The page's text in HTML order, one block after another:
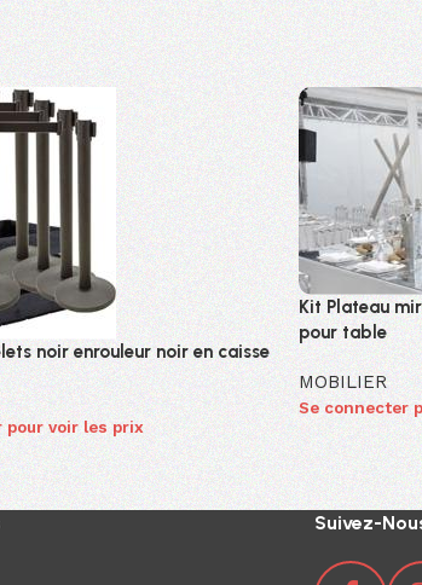
noir enrouleur noir en caisse
pour voir les prix
Kit Plateau
pour table
MOBILIER
Se connecter
Suivez-